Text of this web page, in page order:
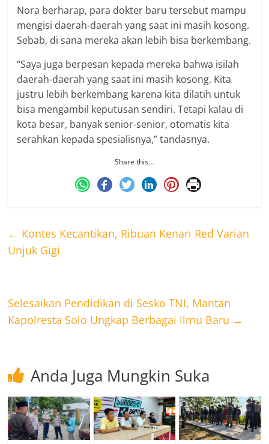
Nora berharap, para dokter baru tersebut mampu
mengisi daerah-daerah yang saat ini masih kosong.
Sebab, di sana mereka akan lebih bisa berkembang.
“Saya juga berpesan kepada mereka bahwa isilah
daerah-daerah yang saat ini masih kosong. Kita
justru lebih berkembang karena kita dilatih untuk
bisa mengambil keputusan sendiri. Tetapi kalau di
kota besar, banyak senior-senior, otomatis kita
serahkan kepada spesialisnya,” tandasnya.
Share this…
← Kontes Kecantikan, Ribuan Kenari Red Varian
Unjuk Gigi
Selesaikan Pendidikan di Sesko TNI, Mantan
Kapolresta Solo Ungkap Berbagai Ilmu Baru →
Anda Juga Mungkin Suka